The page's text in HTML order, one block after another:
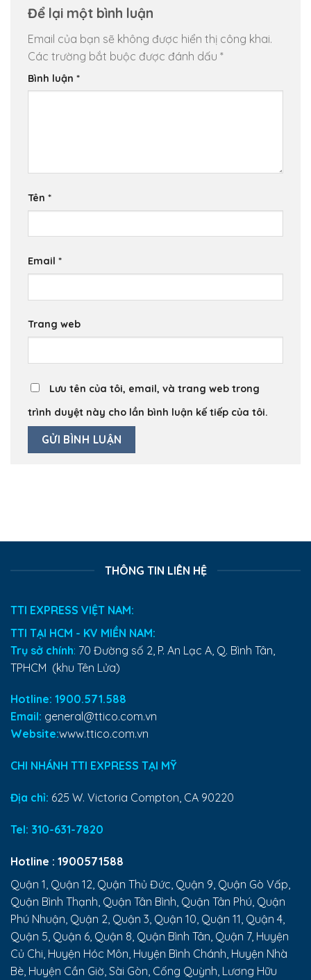
Để lại một bình luận
Email của bạn sẽ không được hiển thị công khai.
Các trường bắt buộc được đánh dấu *
Bình luận *
Tên *
Email *
Trang web
Lưu tên của tôi, email, và trang web trong
trình duyệt này cho lần bình luận kế tiếp của tôi.
THÔNG TIN LIÊN HỆ
TTI EXPRESS VIỆT NAM:
TTI TẠI HCM - KV MIỀN NAM:
Trụ sở chính: 70 Đường số 2, P. An Lạc A, Q. Bình Tân,
TPHCM (khu Tên Lửa)
Hotline: 1900.571.588
Email: general@ttico.com.vn
Website:www.ttico.com.vn
CHI NHÁNH TTI EXPRESS TẠI MỸ
Địa chỉ: 625 W. Victoria Compton, CA 90220
Tel: 310-631-7820
Hotline : 1900571588
Quận 1, Quận 12, Quận Thủ Đức, Quận 9, Quận Gò Vấp,
Quận Bình Thạnh, Quận Tân Bình, Quận Tân Phú, Quận
Phú Nhuận, Quận 2, Quận 3, Quận 10, Quận 11, Quận 4,
Quận 5, Quận 6, Quận 8, Quận Bình Tân, Quận 7, Huyện
Củ Chi, Huyện Hóc Môn, Huyện Bình Chánh, Huyện Nhà
Bè, Huyện Cần Giờ, Sài Gòn, Cống Quỳnh, Lương Hữu